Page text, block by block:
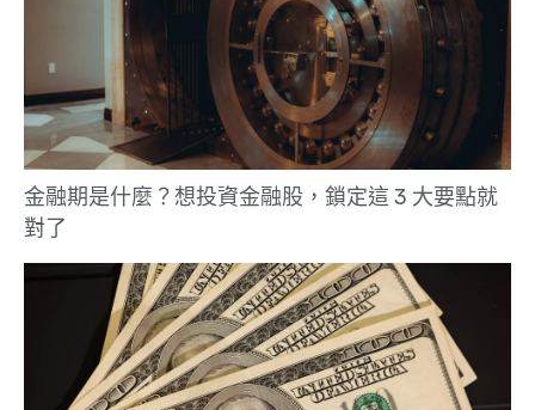
金融期是什麼？想投資金融股，鎖定這 3 大要點就
對了